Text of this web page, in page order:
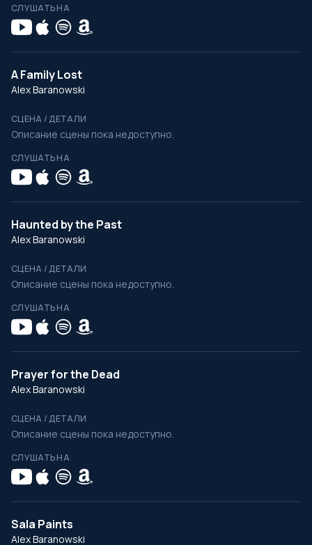
СЛУШАТЬ НА
A Family Lost
Alex Baranowski
СЦЕНА / ДЕТАЛИ
Описание сцены пока недоступно.
СЛУШАТЬ НА
Haunted by the Past
Alex Baranowski
СЦЕНА / ДЕТАЛИ
Описание сцены пока недоступно.
СЛУШАТЬ НА
Prayer for the Dead
Alex Baranowski
СЦЕНА / ДЕТАЛИ
Описание сцены пока недоступно.
СЛУШАТЬ НА
Sala Paints
Alex Baranowski